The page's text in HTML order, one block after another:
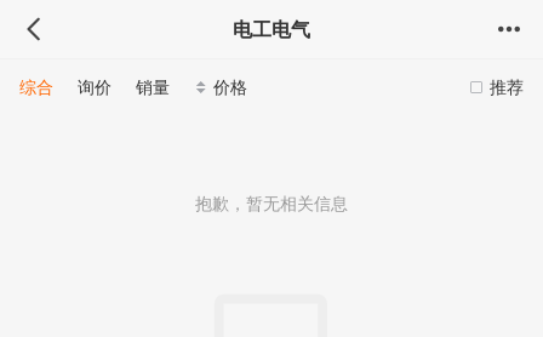
电工电气
推荐
综合 询价 销量 价格
抱歉，暂无相关信息